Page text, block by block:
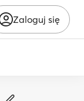
Zaloguj się